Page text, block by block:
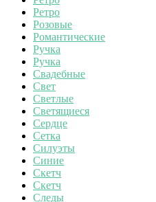
Ретро
Розовые
Романтические
Ручка
Ручка
Свадебные
Свет
Светлые
Светящиеся
Сердце
Сетка
Силуэты
Синие
Скетч
Скетч
Следы